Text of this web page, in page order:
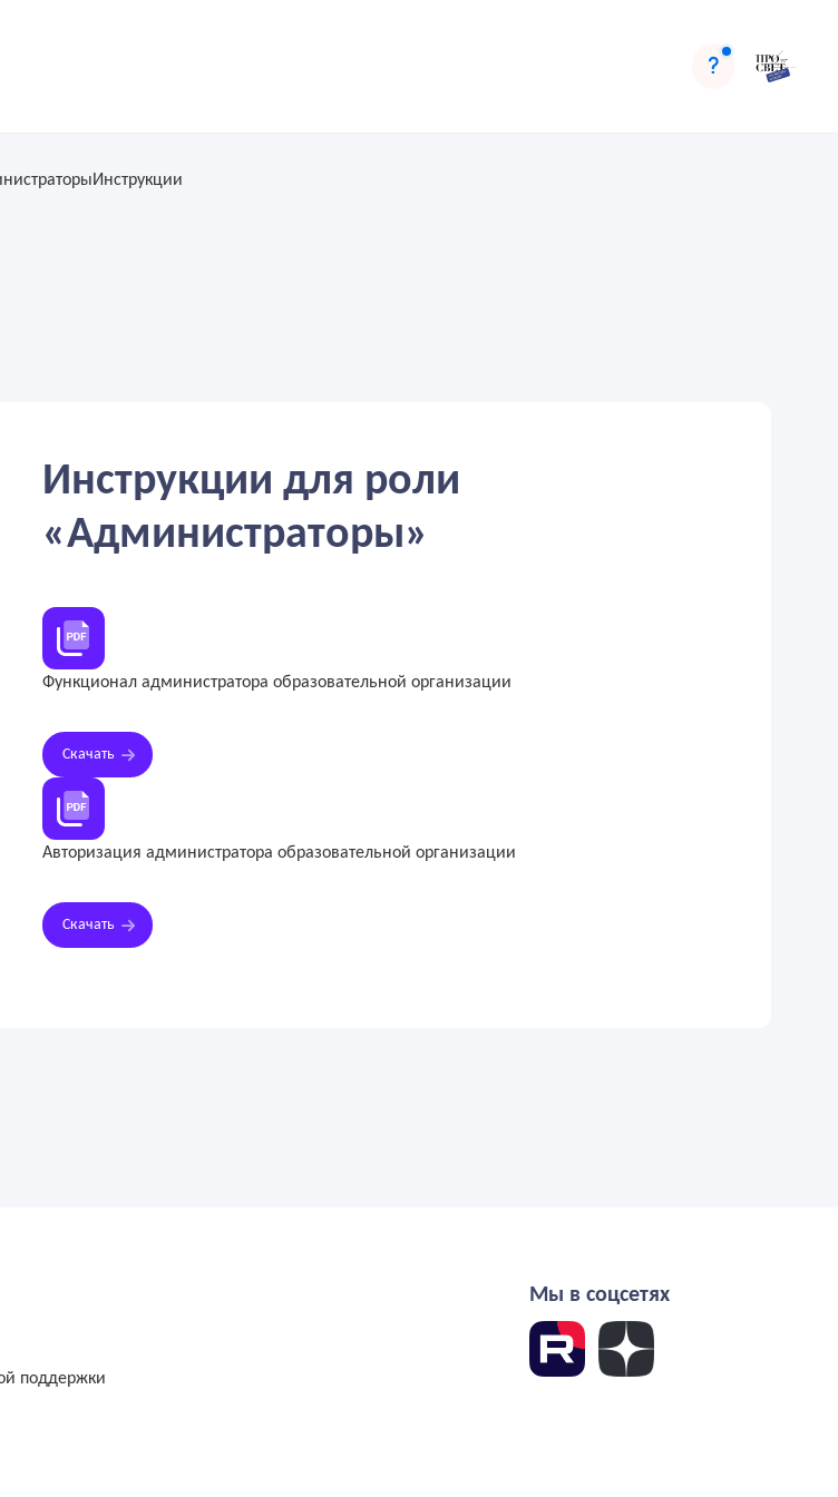
Инструкции
Инструкции для роли
«Администраторы»
Функционал администратора образовательной организации
Скачать
Авторизация администратора образовательной организации
Скачать
поддержки
Мы в соцсетях